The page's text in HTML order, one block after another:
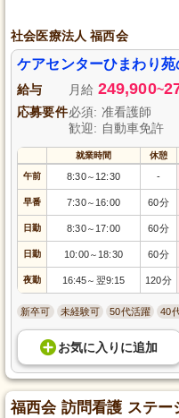
社会医療法人 福西会
ケアセンターひまわり
給与 月給 249,900~
応募要件必須: 准看護師
歓迎: 自動車免許
就業時間 休憩
午前 8:30～ 12:30 -
早番 7:30～ 16:00 60分
日勤 8:30～ 17:00 60分
日勤 10:00～ 18:30 60分
夜勤 16:45～ 翌9:15 120分
新卒可 未経験可 50代活躍 40
お気に入り に追加
福西会 訪問看護 ステー